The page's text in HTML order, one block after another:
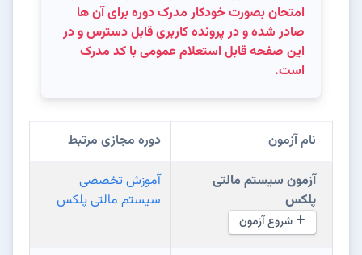
امتحان بصورت خودکار مدرک دوره برای آن ها
صادر شده و در پرونده کاربری قابل دسترس و در
این صفحه قابل استعلام عمومی با کد مدرک
است.
نام آزمون
دوره مجازی مرتبط
آزمون سیستم مالتی
پلکس
شروع آزمون
آموزش تخصصی
سیستم مالتی پلکس